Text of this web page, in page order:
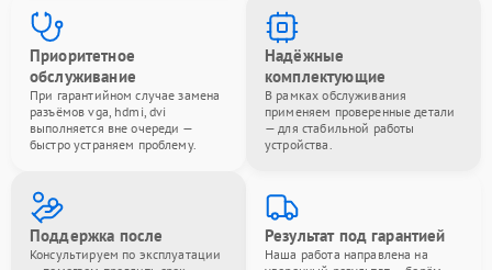
Приоритетное
обслуживание
При гарантийном случае замена
разъёмов vga, hdmi, dvi
выполняется вне очереди —
быстро устраняем проблему.
Надёжные
комплектующие
В рамках обслуживания
применяем проверенные детали
— для стабильной работы
устройства.
Поддержка после
Консультируем по эксплуатации
Результат под гарантией
Наша работа направлена на